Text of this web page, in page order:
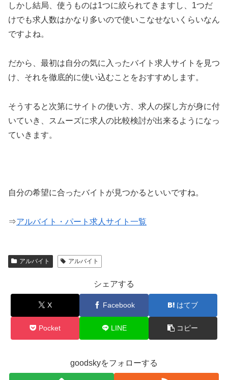
しかし結局、使うものは1つに絞られてきますし、1つだ
けでも求人数はかなり多いので使いこなせないくらいなん
ですよね。
だから、最初は自分の気に入ったバイト求人サイトを見つ
け、それを徹底的に使い込むことをおすすめします。
そうすると次第にサイトの使い方、求人の探し方が身に付
いていき、スムーズに求人の比較検討が出来るようになっ
ていきます。
自分の希望に合ったバイトが見つかるといいですね。
⇒アルバイト・パート求人サイト一覧
アルバイト アルバイト
シェアする
X Facebook はてブ
Pocket LINE コピー
goodskyをフォローする